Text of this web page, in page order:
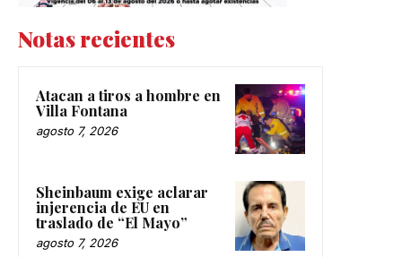
Notas recientes
Atacan a tiros a hombre en
Villa Fontana
agosto 7, 2026
Sheinbaum exige aclarar
injerencia de EU en
traslado de “El Mayo”
agosto 7, 2026